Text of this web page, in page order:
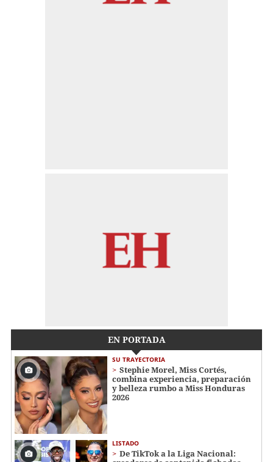
EN PORTADA
SU TRAYECTORIA
Stephie Morel, Miss Cortés,
combina experiencia, preparación
y belleza rumbo a Miss Honduras
2026
LISTADO
De TikTok a la Liga Nacional: